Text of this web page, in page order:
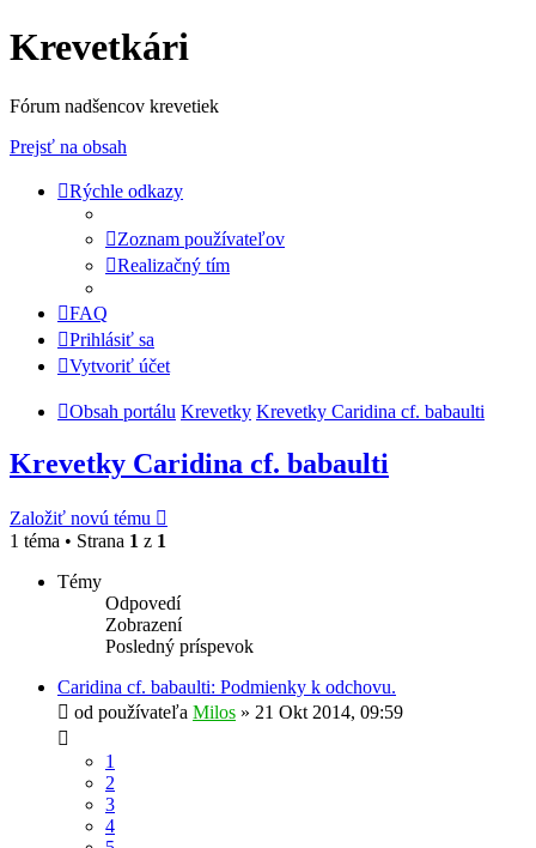
Krevetkári
Fórum nadšencov krevetiek
Prejsť na obsah
Rýchle odkazy
Zoznam používateľov
Realizačný tím
FAQ
Prihlásiť sa
Vytvoriť účet
Obsah portálu Krevetky Krevetky Caridina cf. babaulti
Krevetky Caridina cf. babaulti
Založiť novú tému
1 téma • Strana 1 z 1
Témy
Odpovedí
Zobrazení
Posledný príspevok
Caridina cf. babaulti: Podmienky k odchovu.
od používateľa Milos » 21 Okt 2014, 09:59
1
2
3
4